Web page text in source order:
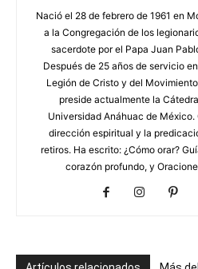
Nació el 28 de febrero de 1961 en
a la Congregación de los
sacerdote por el Papa Juan
Después de 25 años de servicio
Legión de Cristo y del
preside actualmente la
Universidad Anáhuac de
dirección espiritual y la
retiros. Ha escrito: ¿Cómo orar?
corazón profundo, y